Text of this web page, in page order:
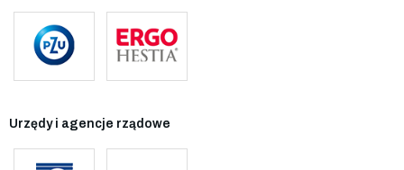
Urzędy i agencje rządowe